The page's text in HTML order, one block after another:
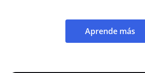
Aprende más